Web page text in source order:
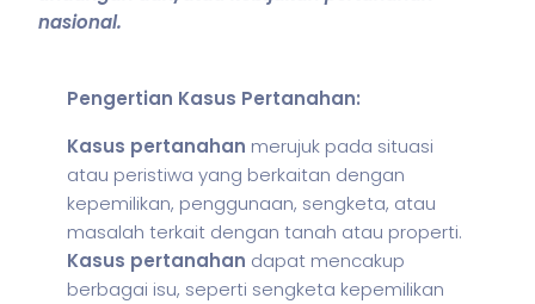
nasional.
Pengertian Kasus Pertanahan:
Kasus pertanahan merujuk pada situasi
atau peristiwa yang berkaitan dengan
kepemilikan, penggunaan, sengketa, atau
masalah terkait dengan tanah atau properti.
Kasus pertanahan dapat mencakup
berbagai isu, seperti sengketa kepemilikan